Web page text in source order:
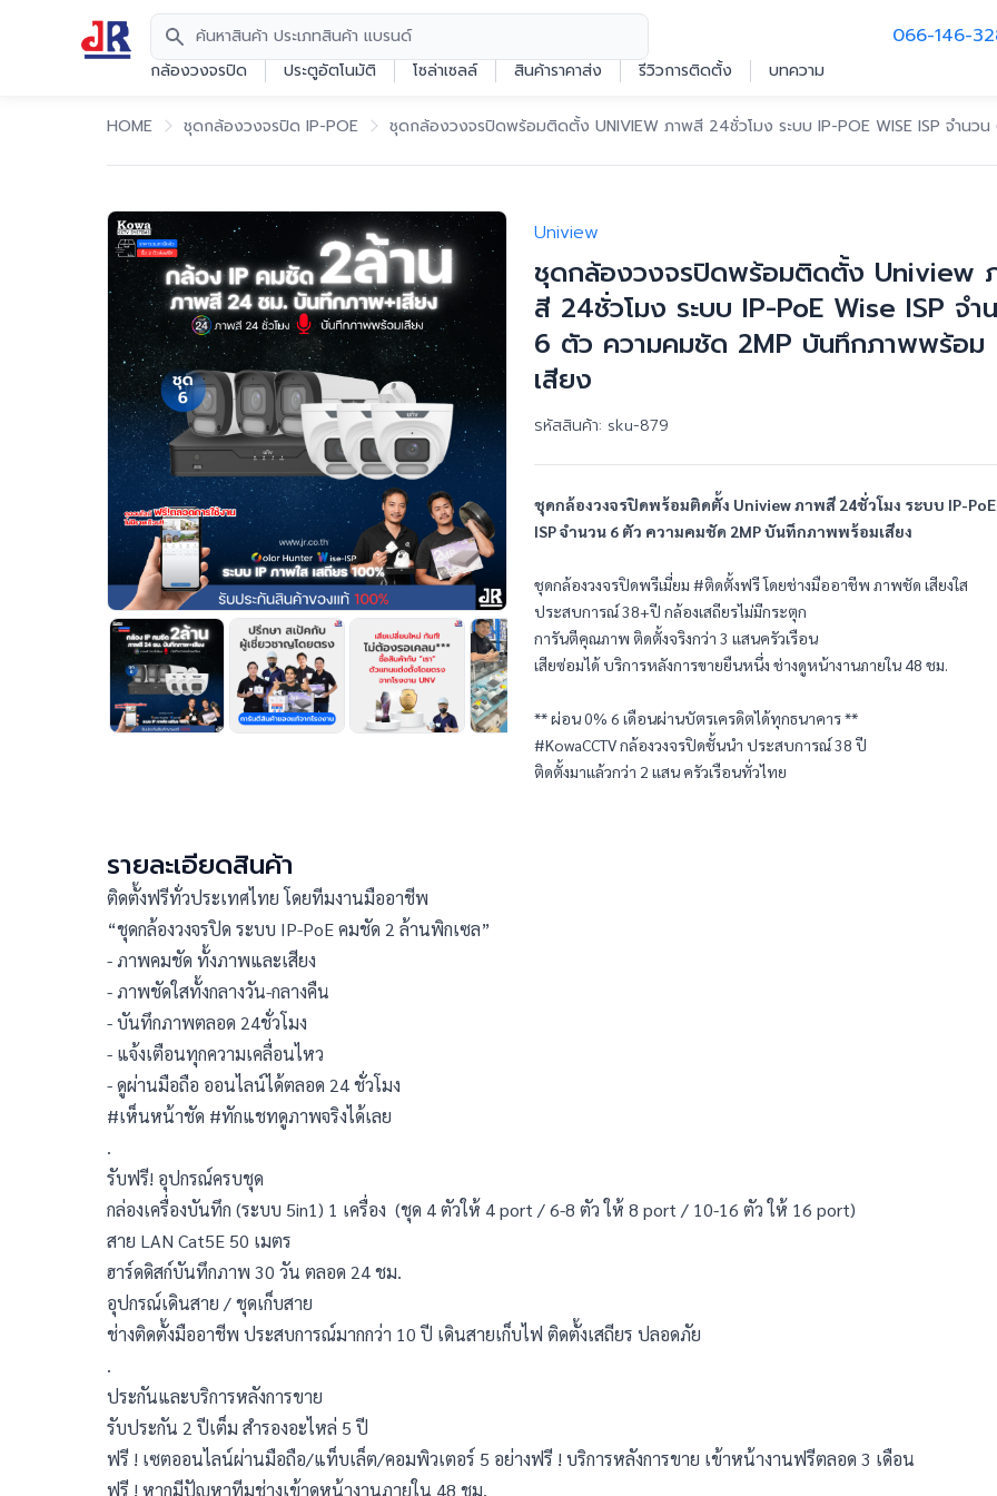
Search
กล้องวงจรปิด
ประตูอัตโนมัติ โซล่าเซลล์ สินค้าราคาส่ง รีวิวการติดตั้ง บทความ
066-146-
HOME ชุดกล้องวงจรปิด IP-POE ชุดกล้องวงจรปิดพร้อมติดตั้ง UNIVIEW ภาพสี 24ชั่วโมง ระบบ IP-POE WISE ISP จำน
Uniview
ชุดกล้องวงจรปิดพร้อมติดตั้ง Uniview
สี 24ชั่วโมง ระบบ IP-PoE Wise ISP จำ
6 ตัว ความคมชัด 2MP บันทึกภาพพร้อม
เสียง
รหัสสินค้า: sku-879
ชุดกล้องวงจรปิดพร้อมติดตั้ง Uniview ภาพสี 24ชั่วโมง ระบบ IP-PoE
ISP จำนวน 6 ตัว ความคมชัด 2MP บันทึกภาพพร้อมเสียง
ชุดกล้องวงจรปิดพรีเมี่ยม #ติดตั้งฟรี โดยช่างมืออาชีพ ภาพชัด เสียงใส
ประสบการณ์ 38+ปี กล้องเสถียรไม่มีกระตุก
การันตีคุณภาพ ติดตั้งจริงกว่า 3 แสนครัวเรือน
เสียซ่อมได้ บริการหลังการขายยืนหนึ่ง ช่างดูหน้างานภายใน 48 ชม.
** ผ่อน 0% 6 เดือนผ่านบัตรเครดิตได้ทุกธนาคาร **
#KowaCCTV กล้องวงจรปิดชั้นนำ ประสบการณ์ 38 ปี
ติดตั้งมาแล้วกว่า 2 แสน ครัวเรือนทั่วไทย
รายละเอียดสินค้า
ติดตั้งฟรีทั่วประเทศไทย โดยทีมงานมืออาชีพ
“ชุดกล้องวงจรปิด ระบบ IP-PoE คมชัด 2 ล้านพิกเซล”
- ภาพคมชัด ทั้งภาพและเสียง
- ภาพชัดใสทั้งกลางวัน-กลางคืน
- บันทึกภาพตลอด 24ชั่วโมง
- แจ้งเตือนทุกความเคลื่อนไหว
- ดูผ่านมือถือ ออนไลน์ได้ตลอด 24 ชั่วโมง
#เห็นหน้าชัด #ทักแชทดูภาพจริงได้เลย
.
รับฟรี! อุปกรณ์ครบชุด
กล่องเครื่องบันทึก (ระบบ 5in1) 1 เครื่อง  (ชุด 4 ตัวให้ 4 port / 6-8 ตัว ให้ 8 port / 10-16 ตัว ให้ 16 port)
สาย LAN Cat5E 50 เมตร
ฮาร์ดดิสก์บันทึกภาพ 30 วัน ตลอด 24 ชม.
อุปกรณ์เดินสาย / ชุดเก็บสาย
ช่างติดตั้งมืออาชีพ ประสบการณ์มากกว่า 10 ปี เดินสายเก็บไฟ ติดตั้งเสถียร ปลอดภัย
.
ประกันและบริการหลังการขาย
รับประกัน 2 ปีเต็ม สำรองอะไหล่ 5 ปี
ฟรี ! เซตออนไลน์ผ่านมือถือ/แท็บเล็ต/คอมพิวเตอร์ 5 อย่างฟรี ! บริการหลังการขาย เข้าหน้างานฟรีตลอด 3 เดือน
ฟรี ! หากมีปัญหาทีมช่างเข้าดูหน้างานภายใน 48 ชม.